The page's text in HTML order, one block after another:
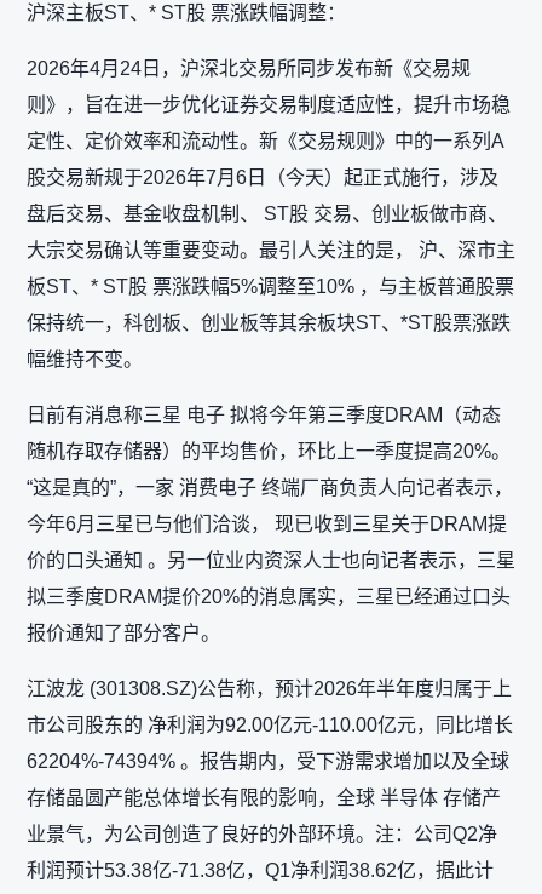
沪深主板ST、* ST股 票涨跌幅调整：
2026年4月24日，沪深北交易所同步发布新《交易规
则》，旨在进一步优化证券交易制度适应性，提升市场稳
定性、定价效率和流动性。新《交易规则》中的一系列A
股交易新规于2026年7月6日（今天）起正式施行，涉及
盘后交易、基金收盘机制、 ST股 交易、创业板做市商、
大宗交易确认等重要变动。最引人关注的是， 沪、深市主
板ST、* ST股 票涨跌幅5%调整至10% ，与主板普通股票
保持统一，科创板、创业板等其余板块ST、*ST股票涨跌
幅维持不变。
日前有消息称三星 电子 拟将今年第三季度DRAM（动态
随机存取存储器）的平均售价，环比上一季度提高20%。
“这是真的”，一家 消费电子 终端厂商负责人向记者表示，
今年6月三星已与他们洽谈， 现已收到三星关于DRAM提
价的口头通知 。另一位业内资深人士也向记者表示，三星
拟三季度DRAM提价20%的消息属实，三星已经通过口头
报价通知了部分客户。
江波龙 (301308.SZ)公告称，预计2026年半年度归属于上
市公司股东的 净利润为92.00亿元-110.00亿元，同比增长
62204%-74394% 。报告期内，受下游需求增加以及全球
存储晶圆产能总体增长有限的影响，全球 半导体 存储产
业景气，为公司创造了良好的外部环境。注：公司Q2净
利润预计53.38亿-71.38亿，Q1净利润38.62亿，据此计